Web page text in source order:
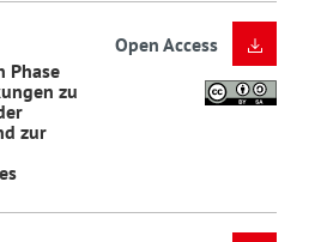
Phase
zu
zur
Open Access